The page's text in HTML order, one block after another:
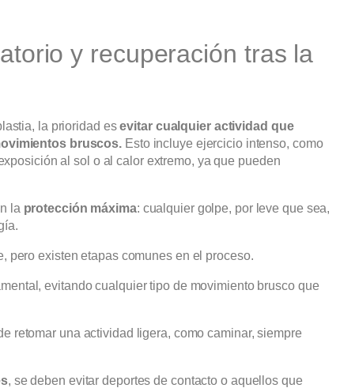
y recuperación tras la
la prioridad esevitar cualquier actividad que
bruscos. Esto incluye ejercicio intenso, como
al sol o al calor extremo, ya que pueden
la protección máxima: cualquier golpe, por leve que sea,
pero existen etapas comunes en el proceso.
evitando cualquier tipo de movimiento brusco que
retomar una actividad ligera, como caminar, siempre
, se deben evitar deportes de contacto o aquellos que